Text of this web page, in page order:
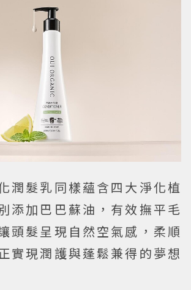
潤髮乳同樣蘊含四大淨化植
添加巴巴蘇油，有效撫平毛
頭髮呈現自然空氣感，柔順
實現潤護與蓬鬆兼得的夢想